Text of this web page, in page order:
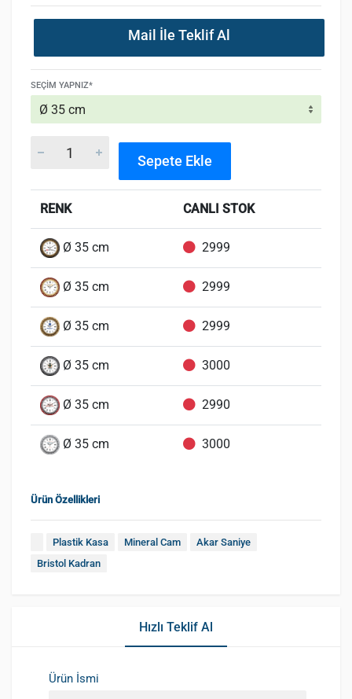
Mail İle Teklif Al
SEÇIM YAPNIZ*
Sepete Ekle
RENK CANLI STOK
Ø 35 cm 2999
Ø 35 cm 2999
Ø 35 cm 2999
Ø 35 cm 3000
Ø 35 cm 2990
Ø 35 cm 3000
Ürün Özellikleri
Plastik Kasa Mineral Cam
Akar Saniye
Bristol Kadran
Hızlı Teklif Al
Ürün İsmi